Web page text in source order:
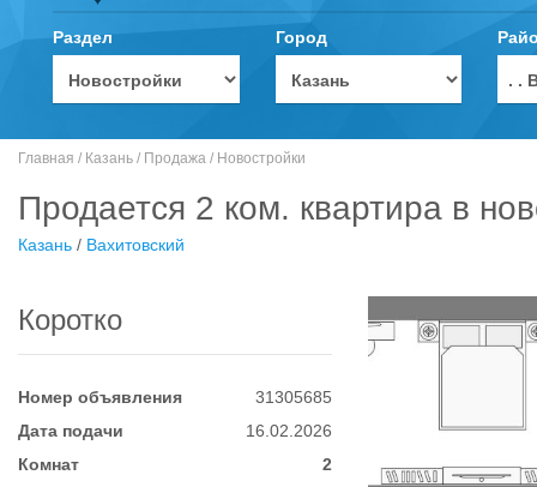
Раздел Город
. .
Главная / Казань / Продажа / Новостройки
Продается 2 ком. квартира в
Казань / Вахитовский
Коротко
Номер объявления
31305685
Дата подачи
16.02.2026
Комнат
2